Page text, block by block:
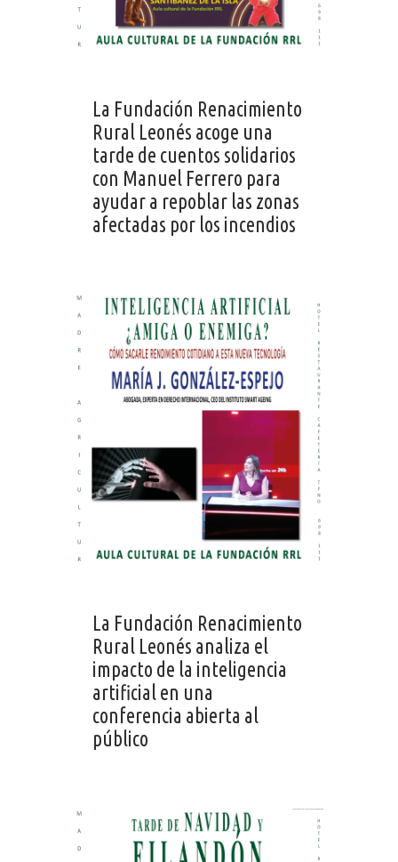
La Fundación Renacimiento
Rural Leonés acoge una
tarde de cuentos solidarios
con Manuel Ferrero para
ayudar a repoblar las zonas
afectadas por los incendios
La Fundación Renacimiento
Rural Leonés analiza el
impacto de la inteligencia
artificial en una
conferencia abierta al
público